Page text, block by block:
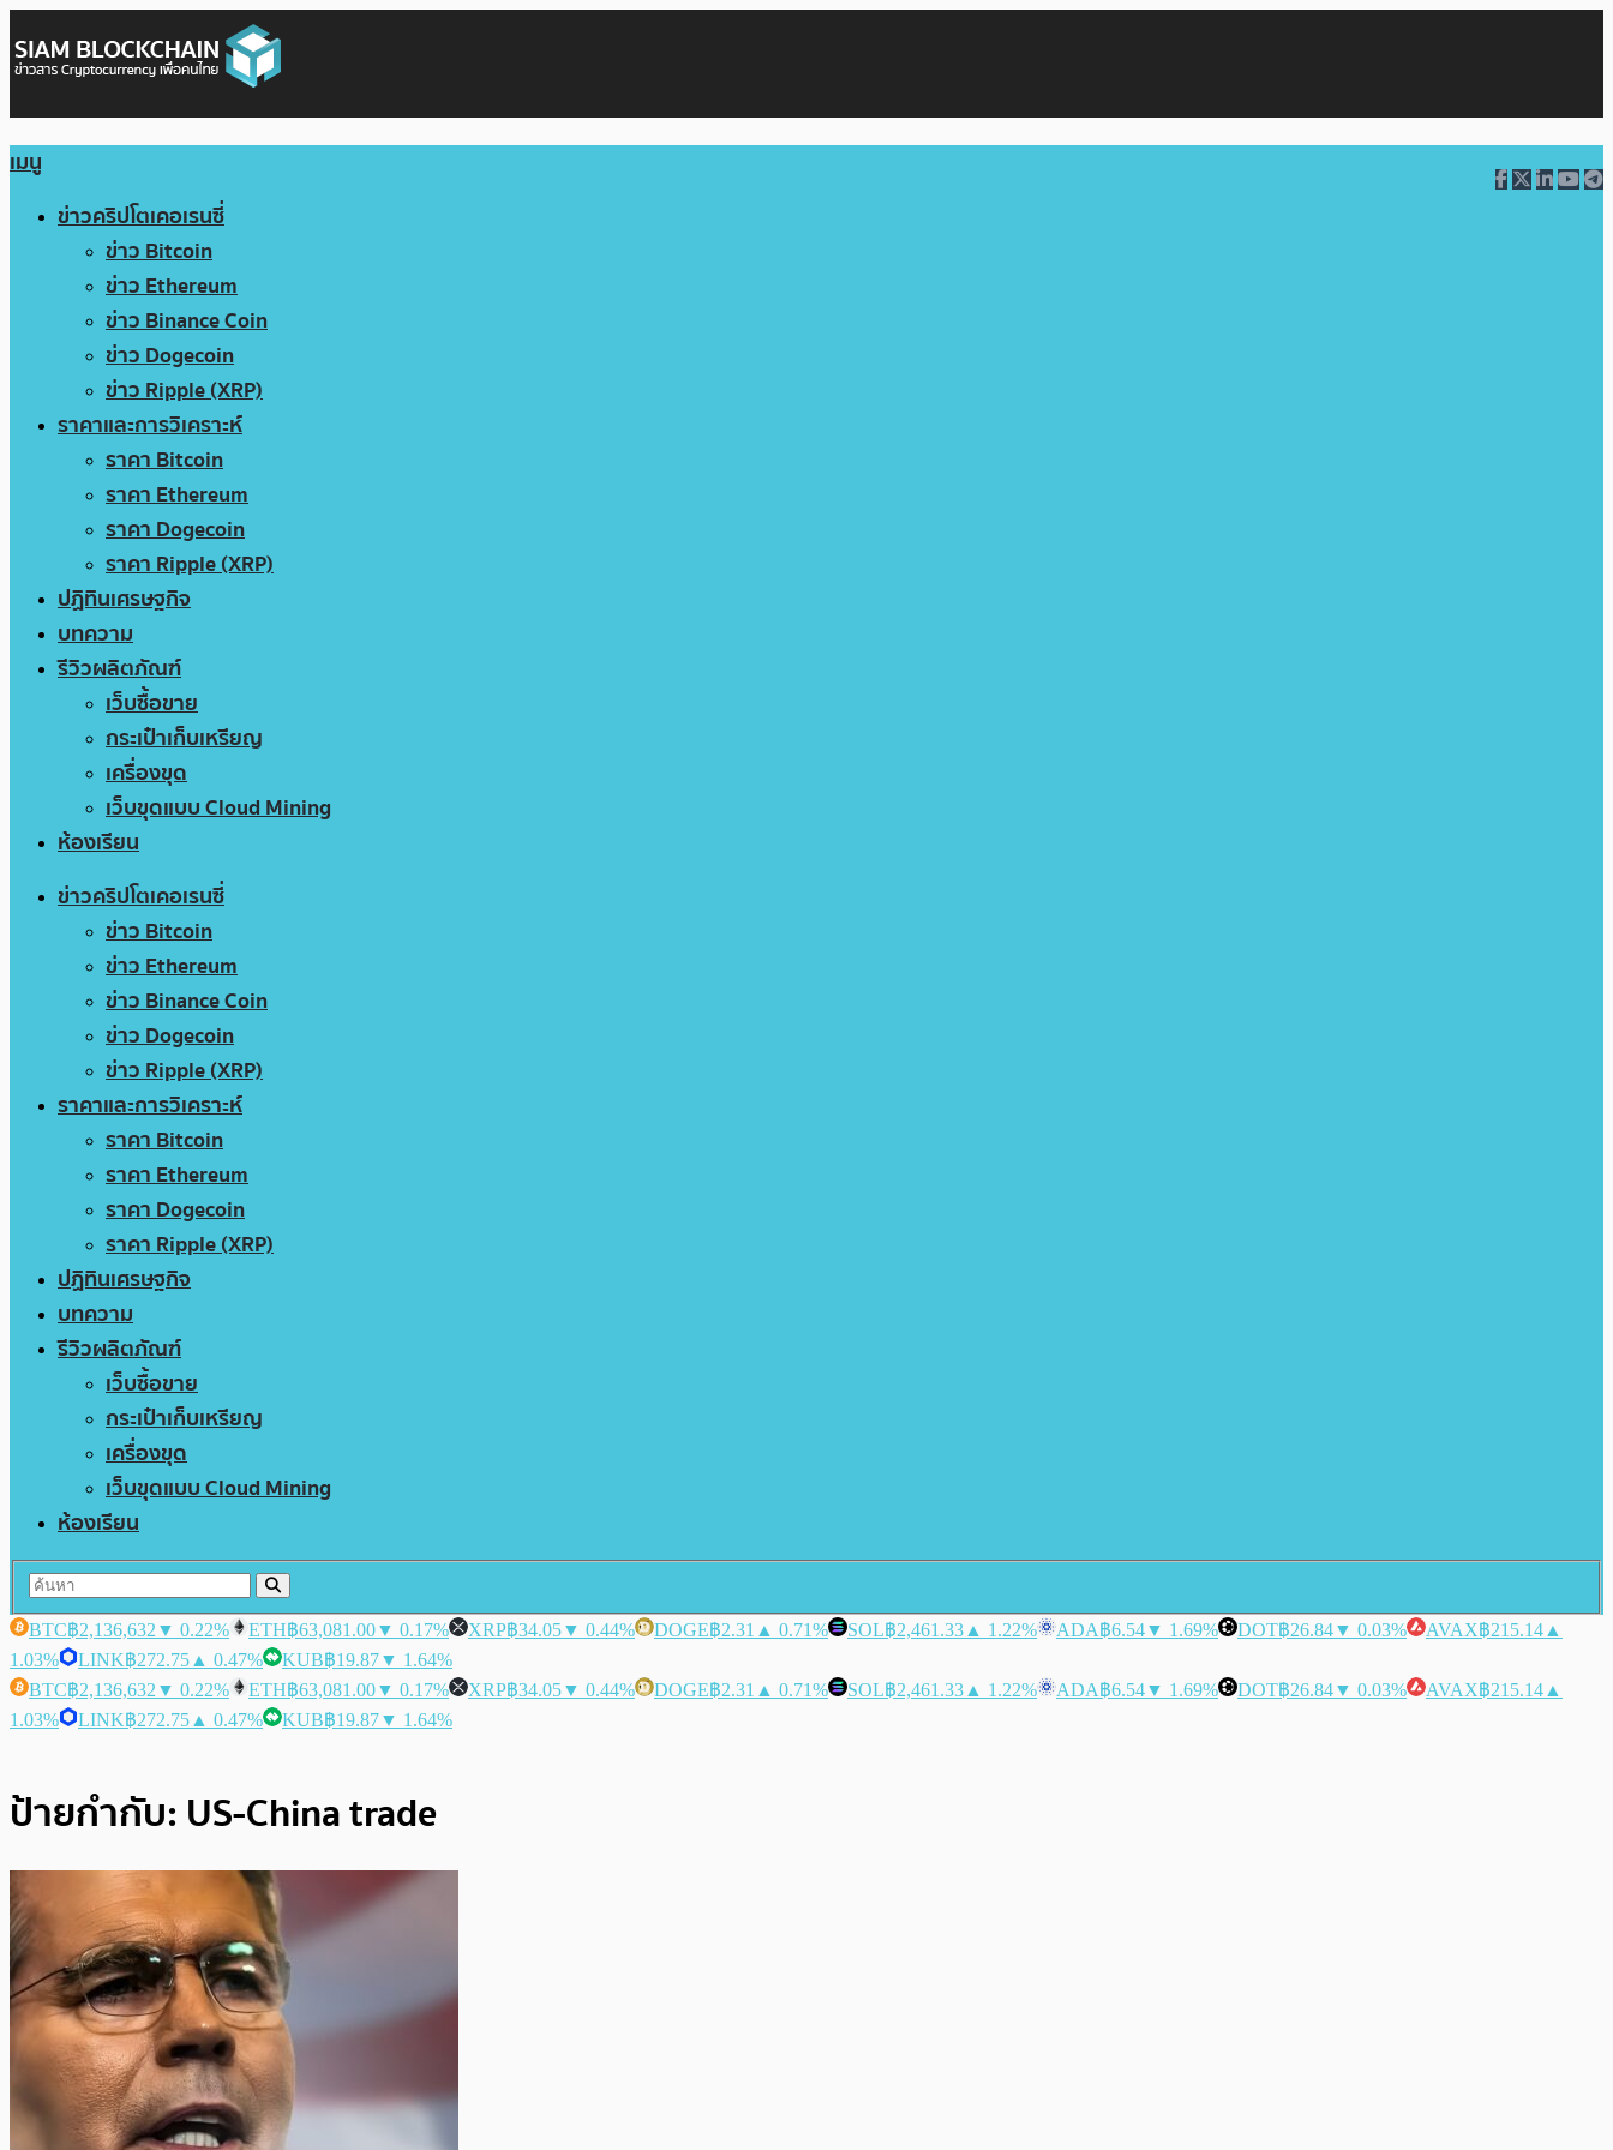
เมนู
ข่าวคริปโตเคอเรนซี่
ข่าว Bitcoin
ข่าว Ethereum
ข่าว Binance Coin
ข่าว Dogecoin
ข่าว Ripple (XRP)
ราคาและการวิเคราะห์
ราคา Bitcoin
ราคา Ethereum
ราคา Dogecoin
ราคา Ripple (XRP)
ปฏิทินเศรษฐกิจ
บทความ
รีวิวผลิตภัณฑ์
เว็บซื้อขาย
กระเป๋าเก็บเหรียญ
เครื่องขุด
เว็บขุดแบบ Cloud Mining
ห้องเรียน
ข่าวคริปโตเคอเรนซี่
ข่าว Bitcoin
ข่าว Ethereum
ข่าว Binance Coin
ข่าว Dogecoin
ข่าว Ripple (XRP)
ราคาและการวิเคราะห์
ราคา Bitcoin
ราคา Ethereum
ราคา Dogecoin
ราคา Ripple (XRP)
ปฏิทินเศรษฐกิจ
บทความ
รีวิวผลิตภัณฑ์
เว็บซื้อขาย
กระเป๋าเก็บเหรียญ
เครื่องขุด
เว็บขุดแบบ Cloud Mining
ห้องเรียน
BTC฿2,136,632 ▼ 0.22% ETH฿63,081.00▼ 0.17% XRP฿34.05▼ 0.44% DOGE฿2.31 ▲ 0.71% SOL฿2,461.33 ▲ 1.22% ADA฿6.54▼ 1.69% DOT฿26.84▼ 0.03% AVAX฿215.14 ▲
1.03%
LINK฿272.75 ▲ 0.47% KUB฿19.87▼ 1.64%
BTC฿2,136,632 ▼ 0.22% ETH฿63,081.00▼ 0.17% XRP฿34.05▼ 0.44% DOGE฿2.31 ▲ 0.71% SOL฿2,461.33 ▲ 1.22% ADA฿6.54▼ 1.69% DOT฿26.84▼ 0.03% AVAX฿215.14 ▲
1.03%
LINK฿272.75 ▲ 0.47% KUB฿19.87▼ 1.64%
ป้ายกำกับ: US-China trade